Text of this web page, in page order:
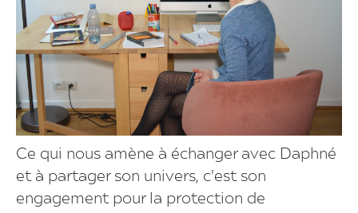
Ce qui nous amène à échanger avec Daphné
et à partager son univers, c'est son
engagement pour la protection de